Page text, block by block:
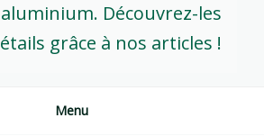
Découvrez-les
grâce à nos articles !
Menu